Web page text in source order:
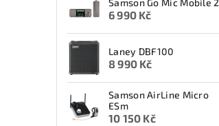
6 990 Kč
Laney DBF100
8 990 Kč
Samson AirLine Micro
ESm
10 150 Kč